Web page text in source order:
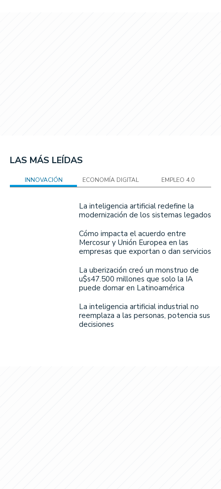
LAS MÁS LEÍDAS
INNOVACIÓN ECONOMÍA DIGITAL EMPLEO 4.0
La inteligencia artificial redefine la
modernización de los sistemas legados
Cómo impacta el acuerdo entre
Mercosur y Unión Europea en las
empresas que exportan o dan servicios
La uberización creó un monstruo de
u$s47.500 millones que solo la IA
puede domar en Latinoamérica
La inteligencia artificial industrial no
reemplaza a las personas, potencia sus
decisiones